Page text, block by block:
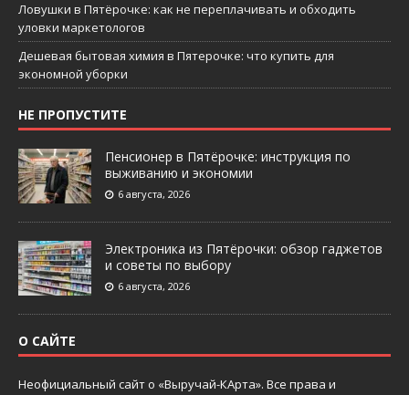
Ловушки в Пятёрочке: как не переплачивать и обходить
уловки маркетологов
Дешевая бытовая химия в Пятерочке: что купить для
экономной уборки
НЕ ПРОПУСТИТЕ
Пенсионер в Пятёрочке: инструкция по
выживанию и экономии
6 августа, 2026
Электроника из Пятёрочки: обзор гаджетов
и советы по выбору
6 августа, 2026
О САЙТЕ
Неофициальный сайт о «Выручай-КАрта». Все права и